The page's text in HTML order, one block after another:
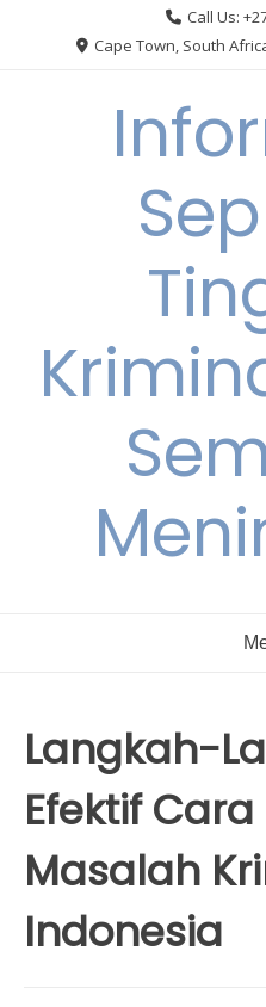
Call Us:
Cape Town, South
Langkah-
Efektif
Masalah
Indonesia